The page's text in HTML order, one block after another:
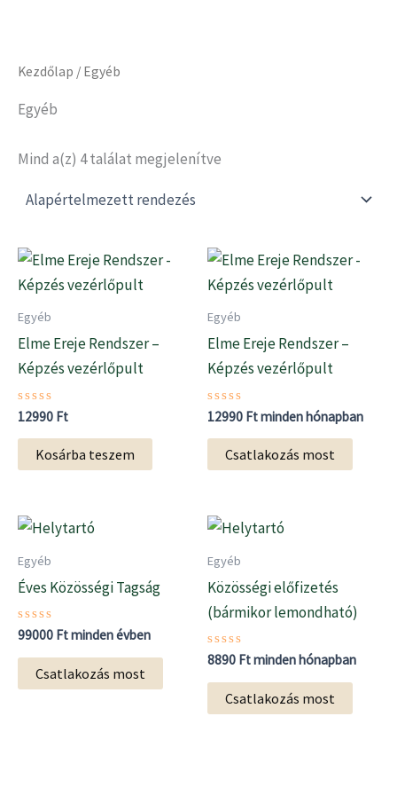
Kezdőlap / Egyéb
Egyéb
Mind a(z) 4 találat megjelenítve
Egyéb
Elme Ereje Rendszer –
Képzés vezérlőpult
Értékelés:
/
12990 Ft
Kosárba teszem
Egyéb
Elme Ereje Rendszer –
Képzés vezérlőpult
Értékelés:
/
12990 Ftminden hónapban
Csatlakozás most
Egyéb
Éves Közösségi Tagság
Értékelés:
/
99000 Ftminden évben
Csatlakozás most
Egyéb
Közösségi előfizetés
(bármikor lemondható)
Értékelés:
/
8890 Ftminden hónapban
Csatlakozás most